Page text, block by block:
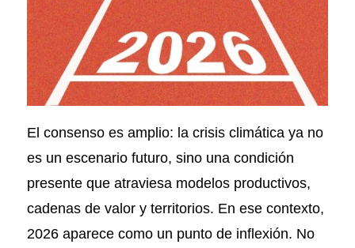
El consenso es amplio: la crisis climática ya no
es un escenario futuro, sino una condición
presente que atraviesa modelos productivos,
cadenas de valor y territorios. En ese contexto,
2026 aparece como un punto de inflexión. No